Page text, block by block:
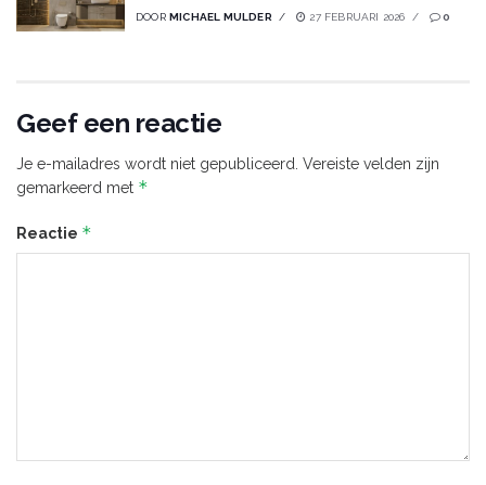
DOOR MICHAEL MULDER 27 FEBRUARI 2026 0
Geef een reactie
Je e-mailadres wordt niet gepubliceerd. Vereiste velden zijn
gemarkeerd met *
Reactie *